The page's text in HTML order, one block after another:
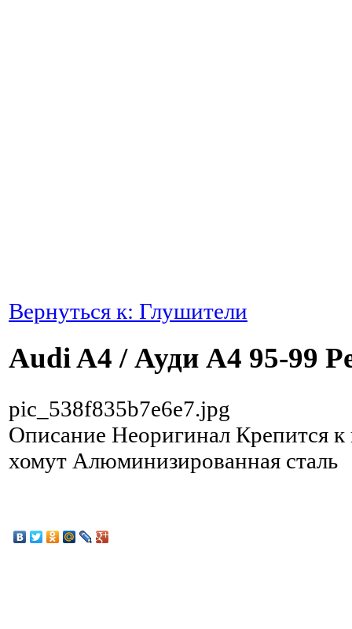
Вернуться к: Глушители
Audi A4 / Ауди А4 95-99
pic_538f835b7e6e7.jpg
Описание Неоригинал Крепится
хомут Алюминизированная сталь